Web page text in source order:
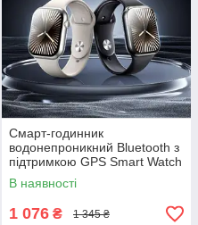
Смарт-годинник
водонепроникний Bluetooth з
підтримкою GPS Smart Watch
Remax WATCH27 Integrated
Zinc Alloy 46mm
В наявності
1 076 ₴ 1 345 ₴